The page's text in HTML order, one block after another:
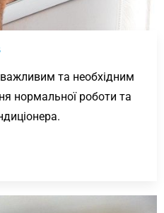
та необхідним
нормальної роботи та